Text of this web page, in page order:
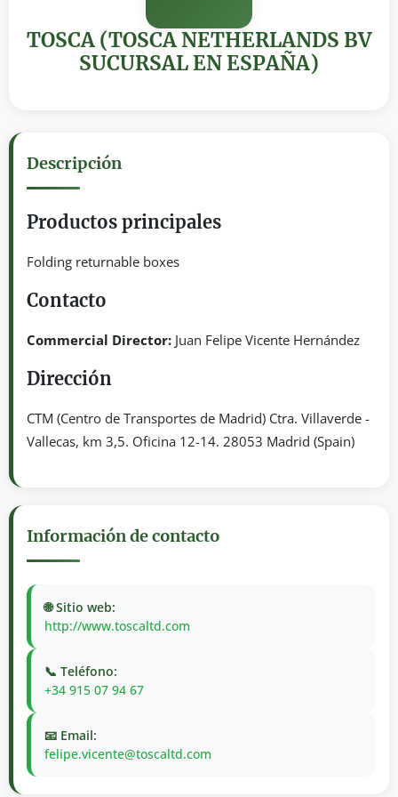
TOSCA (TOSCA NETHERLANDS BV
SUCURSAL EN ESPAÑA)
Descripción
Productos principales
Folding returnable boxes
Contacto
Commercial Director: Juan Felipe Vicente Hernández
Dirección
CTM (Centro de Transportes de Madrid) Ctra. Villaverde -
Vallecas, km 3,5. Oficina 12-14. 28053 Madrid (Spain)
Información de contacto
🌐 Sitio web:
http://www.toscaltd.com
📞 Teléfono:
+34 915 07 94 67
📧 Email:
felipe.vicente@toscaltd.com